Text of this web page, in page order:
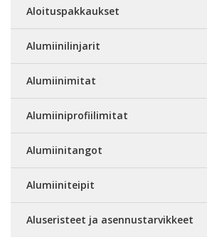
Aloituspakkaukset
Alumiinilinjarit
Alumiinimitat
Alumiiniprofiilimitat
Alumiinitangot
Alumiiniteipit
Aluseristeet ja asennustarvikkeet